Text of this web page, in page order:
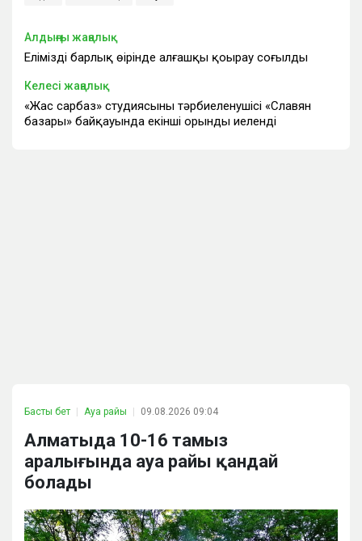
Алдыңғы жаңалық
Еліміздің барлық өңірінде алғашқы қоңырау соғылды
Келесі жаңалық
«Жас сарбаз» студиясының тәрбиеленушісі «Славян
базары» байқауында екінші орынды иеленді
Басты бет Ауа райы 09.08.2026 09:04
Алматыда 10-16 тамыз
аралығында ауа райы қандай
болады